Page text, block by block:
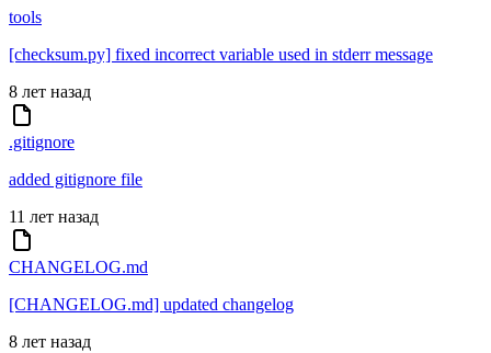
tools
[checksum.py] fixed incorrect variable used in stderr message
8 лет назад
.gitignore
added gitignore file
11 лет назад
CHANGELOG.md
[CHANGELOG.md] updated changelog
8 лет назад